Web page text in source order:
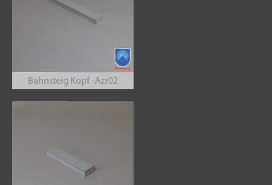
Bahnsteig Kopf -Azr02